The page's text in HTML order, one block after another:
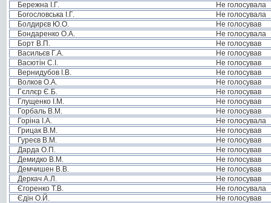
Бережна І.Г.
Не голосувала
Богословська І.Г.
Не голосувала
Болдирєв Ю.О.
Не голосував
Бондаренко О.А.
Не голосувала
Борт В.П.
Не голосував
Васильєв Г.А.
Не голосував
Васютін С.І.
Не голосував
Вернидубов І.В.
Не голосував
Волков О.А.
Не голосував
Гєллєр Є.Б.
Не голосував
Глущенко І.М.
Не голосував
Горбаль В.М.
Не голосував
Горіна І.А.
Не голосувала
Грицак В.М.
Не голосував
Гуреєв В.М.
Не голосував
Дарда О.П.
Не голосував
Демидко В.М.
Не голосував
Демчишен В.В.
Не голосував
Деркач А.Л.
Не голосував
Єгоренко Т.В.
Не голосувала
Єдін О.Й.
Не голосував